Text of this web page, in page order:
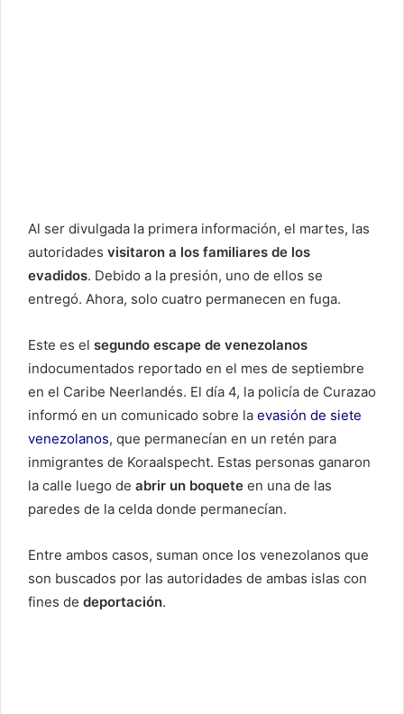
Al ser divulgada la primera información, el martes, las
autoridades visitaron a los familiares de los
evadidos. Debido a la presión, uno de ellos se
entregó. Ahora, solo cuatro permanecen en fuga.
Este es el segundo escape de venezolanos
indocumentados reportado en el mes de septiembre
en el Caribe Neerlandés. El día 4, la policía de Curazao
informó en un comunicado sobre la evasión de siete
venezolanos, que permanecían en un retén para
inmigrantes de Koraalspecht. Estas personas ganaron
la calle luego de abrir un boquete en una de las
paredes de la celda donde permanecían.
Entre ambos casos, suman once los venezolanos que
son buscados por las autoridades de ambas islas con
fines de deportación.